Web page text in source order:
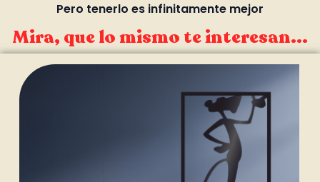
Pero tenerlo es infinitamente mejor
Mira, que lo mismo te interesan...